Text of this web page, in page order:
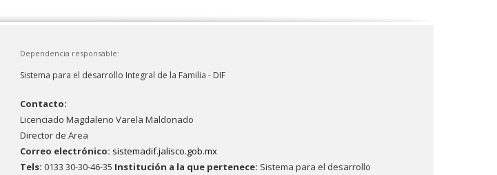
Dependencia responsable:
Sistema para el desarrollo Integral de la Familia - DIF
Contacto:
Licenciado Magdaleno Varela Maldonado
Director de Area
Correo electrónico: sistemadif.jalisco.gob.mx
Tels: 0133 30-30-46-35 Institución a la que pertenece: Sistema para el desarrollo